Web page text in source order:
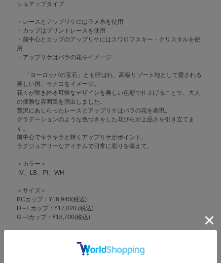
シュアップタイプ
・レースとアップリケにはラメ糸を使用
・カップはプリントレースを使用
・前中心とカップのアップリケにはスワロフスキー・クリスタルを使
用
・アップリケはバラの花をイメージ
「ヨーロッパの宝石」とも呼ばれ、高級リゾート地として愛される
美しい国、モナコをイメージ。
花々が咲き誇る可憐なデザインを美しい色彩で仕上げることで、大人
の優雅な雰囲気を演出しました。
贅沢にあしらったレースとアップリケはバラの花を表現。
グラデーションのような色づきをした花びらが上品さを引き立てま
す。
前中心でキラキラと輝くアップリケがポイント。
ラグジュアリーなアイテムで日常に彩りを添えて。
＜カラー＞
IV、LB、PI、WH
＜サイズ＞
BCカップ：¥16,940(税込)
D～Fカップ：¥17,820 (税込)
G～Iカップ：¥18,700(税込)
B・Cカップ：ホック1段2調節